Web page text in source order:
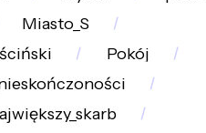
Miasto_S
Pokój